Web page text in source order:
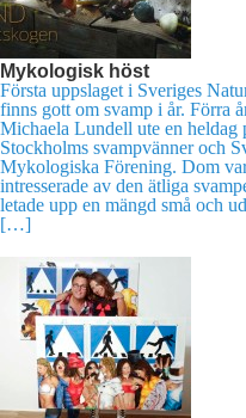
Mykologisk höst
Första uppslaget i Sveriges
finns gott om svamp i år. Förra
Michaela Lundell ute en heldag
Stockholms svampvänner och
Mykologiska Förening. Dom
intresserade av den ätliga
letade upp en mängd små och
[…]